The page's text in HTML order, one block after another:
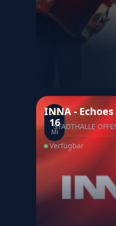
DEZ
16
Mi
INNA -
STADTHALLE
Verfügbar